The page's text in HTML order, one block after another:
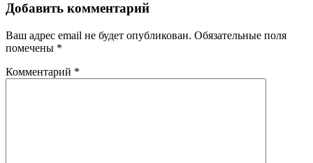
Добавить комментарий
Ваш адрес email не будет опубликован. Обязательные поля
помечены *
Комментарий *